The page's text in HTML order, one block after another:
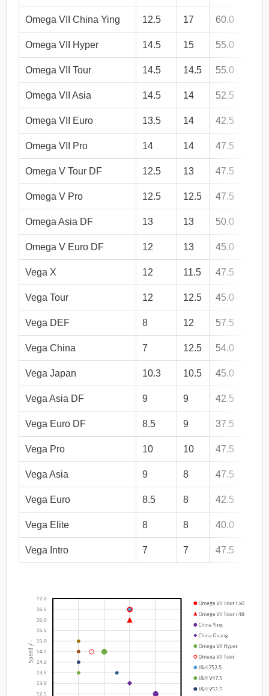
Omega VII China Ying 12.5 17 60.0
Omega VII Hyper 14.5 15 55.0
Omega VII Tour 14.5 14.5 55.0
Omega VII Asia 14.5 14 52.5
Omega VII Euro 13.5 14 42.5
Omega VII Pro 14 14 47.5
Omega V Tour DF 12.5 13 47.5
Omega V Pro 12.5 12.5 47.5
Omega Asia DF 13 13 50.0
Omega V Euro DF 12 13 45.0
Vega X 12 11.5 47.5
Vega Tour 12 12.5 45.0
Vega DEF 8 12 57.5
Vega China 7 12.5 54.0
Vega Japan 10.3 10.5 45.0
Vega Asia DF 9 9 42.5
Vega Euro DF 8.5 9 37.5
Vega Pro 10 10 47.5
Vega Asia 9 8 47.5
Vega Euro 8.5 8 42.5
Vega Elite 8 8 40.0
Vega Intro 7 7 47.5